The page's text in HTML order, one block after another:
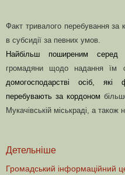
Факт тривалого перебування
в субсидії за певних умов.
Найбільш поширеним серед
громадяни щодо надання їм
домогосподарстві осіб,
перебувають за кордоном
Мукачівській міськраді, а також
Детельніше
Громадський інформаційний